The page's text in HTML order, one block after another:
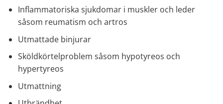
Inflammatoriska sjukdomar i muskler och leder
såsom reumatism och artros
Utmattade binjurar
Sköldkörtelproblem såsom hypotyreos och
hypertyreos
Utmattning